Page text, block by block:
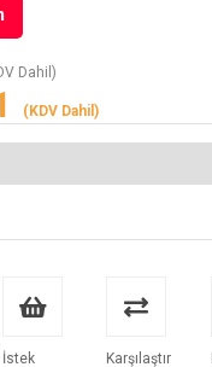
Dahil)
(KDV Dahil)
İstek
Karşılaştır